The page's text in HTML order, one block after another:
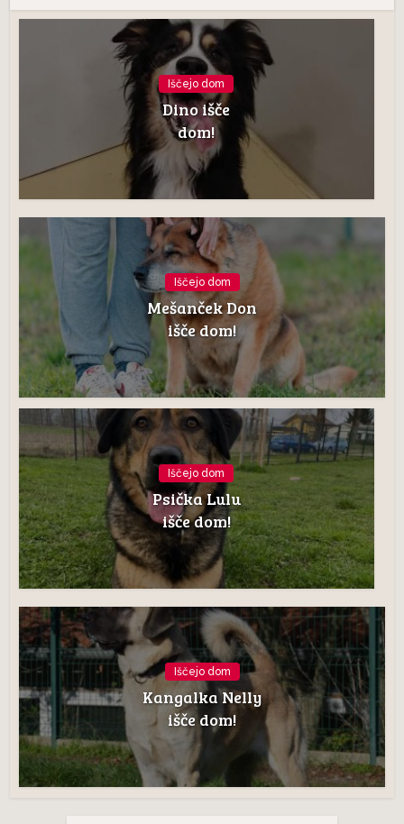
Iščejo dom
Dino išče
dom!
Iščejo dom
Mešanček Don
išče dom!
Iščejo dom
Psička Lulu
išče dom!
Iščejo dom
Kangalka Nelly
išče dom!